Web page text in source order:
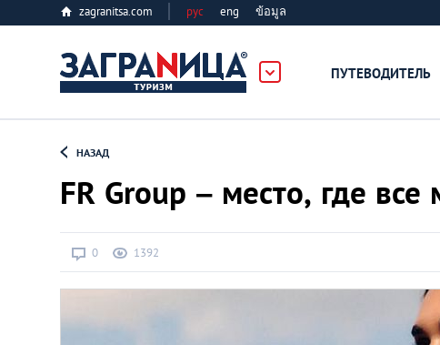
zagranitsa.com рус eng ข้อมูล
ПУТЕВОДИТЕЛЬ
Алматы
НАЗАД
FR Group – место, где
0 1392